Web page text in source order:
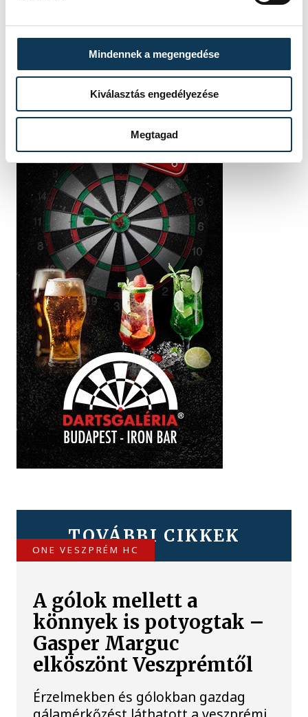
Mindennek a megengedése
Kiválasztás engedélyezése
Megtagad
TOVÁBBI CIKKEK
ONE VESZPRÉM HC
A gólok mellett a
könnyek is potyogtak –
Gasper Marguc
elköszönt Veszprémtől
Érzelmekben és gólokban gazdag